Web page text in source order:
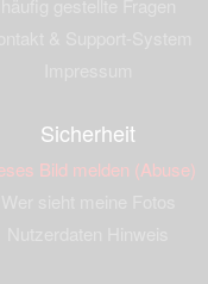
Sicherheit
Bild melden (Abuse)